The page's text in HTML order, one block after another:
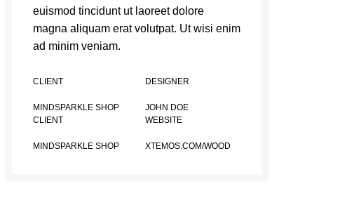
euismod tincidunt ut laoreet dolore
magna aliquam erat volutpat. Ut wisi enim
ad minim veniam.
CLIENT
MINDSPARKLE SHOP
DESIGNER
JOHN DOE
CLIENT
MINDSPARKLE SHOP
WEBSITE
XTEMOS.COM/WOOD